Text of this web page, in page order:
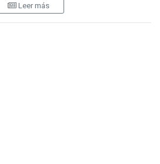
los hechos ocurrieron alrededor
Leer más